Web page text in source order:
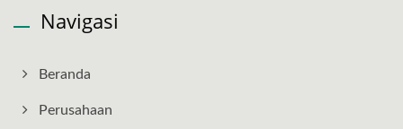
Navigasi
Beranda
Perusahaan